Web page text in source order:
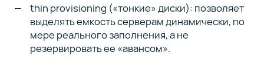
thin provisioning («тонкие» диски): позволяет
выделять емкость серверам динамически, по
мере реального заполнения, а не
резервировать ее «авансом».